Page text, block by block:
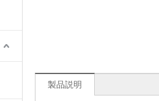
製品説明